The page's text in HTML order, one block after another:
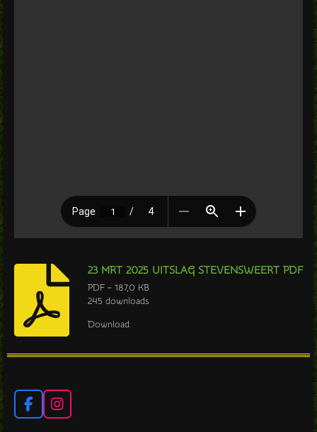
23 MRT 2025 UITSLAG STEVENSWEERT PDF
PDF – 187,0 KB
245 downloads
Download
F
a
I
n